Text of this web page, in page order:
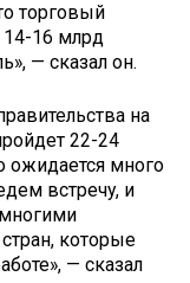
торговый
14-16 млрд
— сказал он.
на
22-24
ожидается много
встречу, и
которые
— сказал